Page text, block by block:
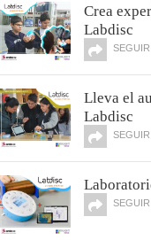
Crea
Labdisc
Lleva el
Labdisc